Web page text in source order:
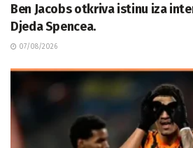
Ben Jacobs otkriva istinu iza
Djeda Spencea.
07/08/2026